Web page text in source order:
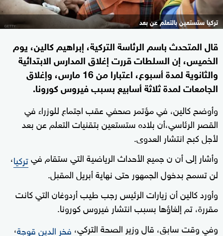
تركيا ستستعين بالتعلم عن بعد
قال المتحدث باسم الرئاسة التركية، إبراهيم كالين، يوم
الخميس، إن السلطات قررت إغلاق المدارس الابتدائية
والثانوية لمدة أسبوع، اعتبارا من 16 مارس، وإغلاق
الجامعات لمدة ثلاثة أسابيع بسبب فيروس كورونا.
وأوضح كالين، في مؤتمر صحفي عقب اجتماع للوزراء في
القصر الرئاسي،أن بلاده ستستعين بتقنيات التعلم عن بعد
لأجل كبح انتشار العدوى.
وأشار إلى أن ن جميع الأحداث الرياضية التي ستقام فيتركيا،
لن تسمح بدخول الجمهور حتى نهاية أبريل المقبل.
وأورد كالين أن زيارات الرئيس رجب طيب أردوغان التي كانت
مقررة، تم إلغاؤها بسبب انتشار فيروس كورونا.
وفي وقت سابق، قال وزير الصحة التركي، فخر الدين قوجة،